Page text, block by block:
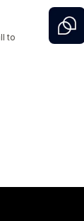
to